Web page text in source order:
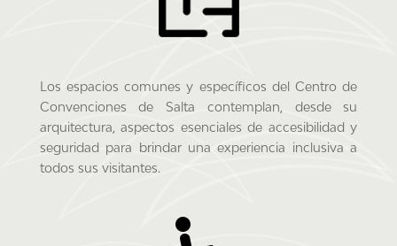
Los espacios comunes y específicos del Centro de
Convenciones de Salta contemplan, desde su
arquitectura, aspectos esenciales de accesibilidad y
seguridad para brindar una experiencia inclusiva a
todos sus visitantes.